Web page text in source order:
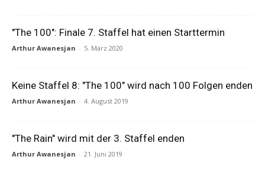
"The 100": Finale 7. Staffel hat einen Starttermin
Arthur Awanesjan - 5. März 2020
Keine Staffel 8: "The 100" wird nach 100 Folgen enden
Arthur Awanesjan - 4. August 2019
"The Rain" wird mit der 3. Staffel enden
Arthur Awanesjan - 21. Juni 2019